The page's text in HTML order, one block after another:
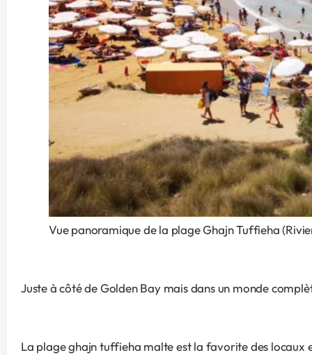
Vue panoramique de la plage Ghajn Tuffieha
Juste à côté de Golden Bay mais dans un monde
La plage ghajn tuffieha malte est la favorite des locaux